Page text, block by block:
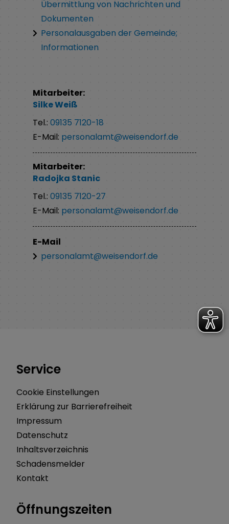
Übermittlung von Nachrichten und
Dokumenten
Personalausgaben der Gemeinde;
Informationen
Mitarbeiter:
SilkeWeiß
Tel.: 09135 7120-18
E-Mail: personalamt@weisendorf.de
Mitarbeiter:
Radojka Stanic
Tel.: 09135 7120-27
E-Mail: personalamt@weisendorf.de
E-Mail
personalamt@weisendorf.de
Service
Cookie Einstellungen
Erklärung zur Barrierefreiheit
Impressum
Datenschutz
Inhaltsverzeichnis
Schadensmelder
Kontakt
Öffnungszeiten